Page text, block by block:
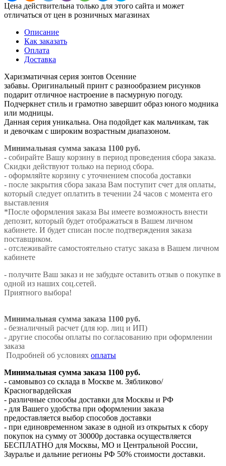
Цена действительна только для этого сайта и может
отличаться от цен в розничных магазинах
Описание
Как заказать
Оплата
Доставка
Харизматичная серия зонтов Осенние
забавы. Оригинальный принт с разнообразием рисунков
подарит отличное настроение в пасмурную погоду.
Подчеркнет стиль и грамотно завершит образ юного модника
или модницы.
Данная серия уникальна. Она подойдет как мальчикам, так
и девочкам с широким возрастным диапазоном.
Минимальная сумма заказа 1100 руб.
- собирайте Вашу корзину в период проведения сбора заказа.
Скидки действуют только на период сбора.
- оформляйте корзину с уточнением способа доставки
- после закрытия сбора заказа Вам поступит счет для оплаты,
который следует оплатить в течении 24 часов с момента его
выставления
*После оформления заказа Вы имеете возможность внести
депозит, который будет отображаться в Вашем личном
кабинете. И будет списан после подтверждения заказа
поставщиком.
- отслеживайте самостоятельно статус заказа в Вашем личном
кабинете
- получите Ваш заказ и не забудьте оставить отзыв о покупке в
одной из наших соц.сетей.
Приятного выбора!
Минимальная сумма заказа 1100 руб.
- безналичный расчет (для юр. лиц и ИП)
- другие способы оплаты по согласованию при оформлении
заказа
Подробней об условиях оплаты
Минимальная сумма заказа 1100 руб.
- самовывоз со склада в Москве м. Зябликово/
Красногвардейская
- различные способы доставки для Москвы и РФ
- для Вашего удобства при оформлении заказа
предоставляется выбор способов доставки
- при единовременном заказе в одной из открытых к сбору
покупок на сумму от 30000р доставка осуществляется
БЕСПЛАТНО для Москвы, МО и Центральной России,
Зауралье и дальние регионы РФ 50% стоимости доставки.